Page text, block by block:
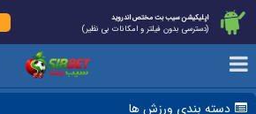
اپلیکیشن سیب بت مختص اندروید
(دسترسی بدون فیلتر و امکانات بی نظیر)
دسته بندی ورزش ها